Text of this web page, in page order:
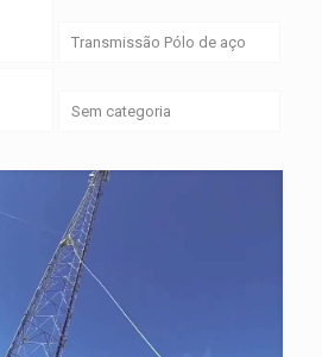
Transmissão Pólo de aço
Sem categoria